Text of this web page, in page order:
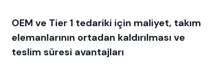
OEM ve Tier 1 tedariki için maliyet, takım
elemanlarının ortadan kaldırılması ve
teslim süresi avantajları